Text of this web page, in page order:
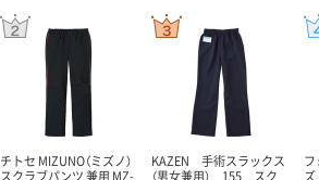
チトセ MIZUNO（ミズノ）
スクラブパンツ 兼用 MZ-
KAZEN 手術スラックス
（男女兼用） 155 スク